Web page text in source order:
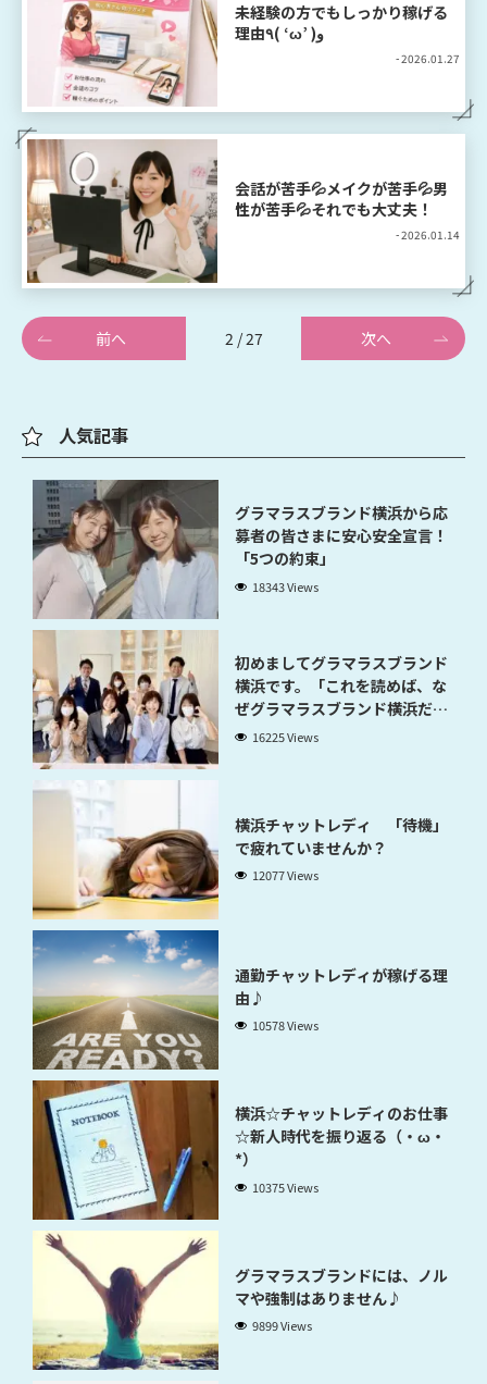
未経験の方でもしっかり稼げる
理由٩( ‘ω’ )و
- 2026.01.27
会話が苦手💦メイクが苦手💦男
性が苦手💦それでも大丈夫！
- 2026.01.14
2 / 27
前へ 次へ
人気記事
グラマラスブランド横浜から応
募者の皆さまに安心安全宣言！
「5つの約束」
18343 Views
初めましてグラマラスブランド
横浜です。「これを読めば、な
ぜグラマラスブランド横浜だと
稼げるのかが分かります」
16225 Views
横浜チャットレディ 「待機」
で疲れていませんか？
12077 Views
通勤チャットレディが稼げる理
由♪
10578 Views
横浜☆チャットレディのお仕事
☆新人時代を振り返る（・ω・
*）
10375 Views
グラマラスブランドには、ノル
マや強制はありません♪
9899 Views